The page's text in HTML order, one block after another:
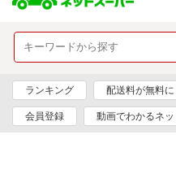
ランキング 配送料が無料に
会員登録 動画でわかるネ